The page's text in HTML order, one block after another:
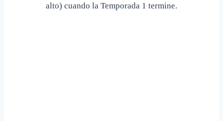
alto) cuando la Temporada 1 termine.